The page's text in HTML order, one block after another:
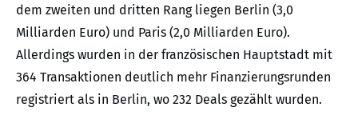
dem zweiten und dritten Rang liegen Berlin (3,0
Milliarden Euro) und Paris (2,0 Milliarden Euro).
Allerdings wurden in der französischen Hauptstadt mit
364 Transaktionen deutlich mehr Finanzierungsrunden
registriert als in Berlin, wo 232 Deals gezählt wurden.